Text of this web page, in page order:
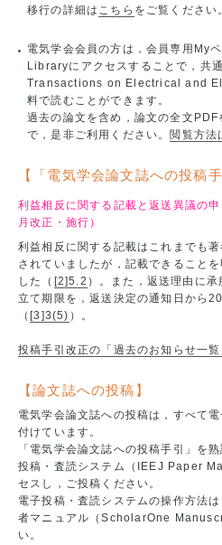
移行の詳細は こちら をご覧ください
電気学会会員の方は，会員専用My
Libraryにアクセスすることで，共
Transactions on Electrical and
料で読むことができます。
過去の論文を含め，論文の全文
で，是非ご利用ください。閲覧方法
【「電気学会論文誌への投稿
利益相反に関する記載と返送異議の
月改正・施行）
利益相反に関する記載はこれまでも
されていましたが，記載できること
した（ [2]5.2 ）。また，返送理由に
立て期限を，返送決定の通知日から
（[3]3(5) ）。
投稿手引改正の「過去のお知らせ一覧
【論文誌への投稿】
電気学会論文誌への投稿は，すべて
付けています。
「電気学会論文誌への投稿手引」を
投稿・査読システム（IEEJ Paper
セスし，ご投稿ください。
電子投稿・査読システムの操作方法
者マニュアル（ScholarOne
い。